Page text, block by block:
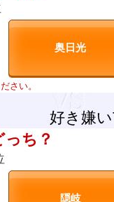
さい。
好き嫌
ち？